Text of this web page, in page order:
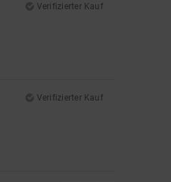
Verifizierter Kauf
Verifizierter Kauf